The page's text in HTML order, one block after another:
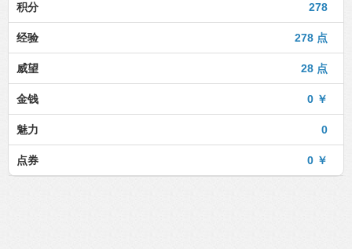
278
积分
278 点
经验
28 点
威望
0 ￥
金钱
0
魅力
0 ￥
点券